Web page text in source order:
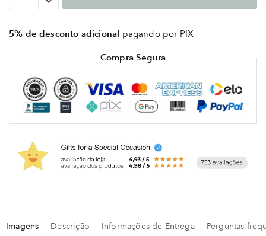
5% de desconto adicional pagando por PIX
Compra Segura
Imagens Descrição Informações de Entrega Perguntas